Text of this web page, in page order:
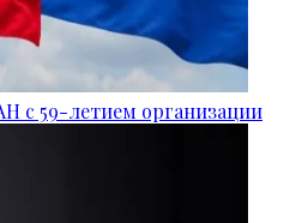
с 59-летием организации